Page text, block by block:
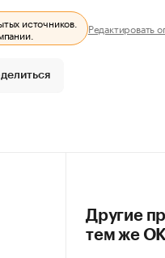
источников.
Редактировать
Другие
тем же